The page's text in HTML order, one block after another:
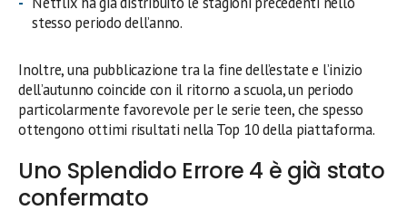
stesso periodo dell’anno.
Inoltre, una pubblicazione tra la fine dell’estate e l’inizio
dell’autunno coincide con il ritorno a scuola, un periodo
particolarmente favorevole per le serie teen, che spesso
ottengono ottimi risultati nella Top 10 della piattaforma.
Uno Splendido Errore 4 è già stato
confermato